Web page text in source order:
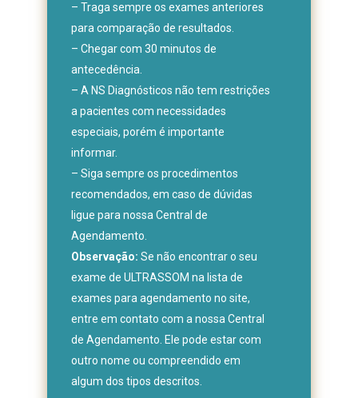
– Traga sempre os exames anteriores
para comparação de resultados.
– Chegar com 30 minutos de
antecedência.
– A NS Diagnósticos não tem restrições
a pacientes com necessidades
especiais, porém é importante
informar.
– Siga sempre os procedimentos
recomendados, em caso de dúvidas
ligue para nossa Central de
Agendamento.
Observação: Se não encontrar o seu
exame de ULTRASSOM na lista de
exames para agendamento no site,
entre em contato com a nossa Central
de Agendamento. Ele pode estar com
outro nome ou compreendido em
algum dos tipos descritos.